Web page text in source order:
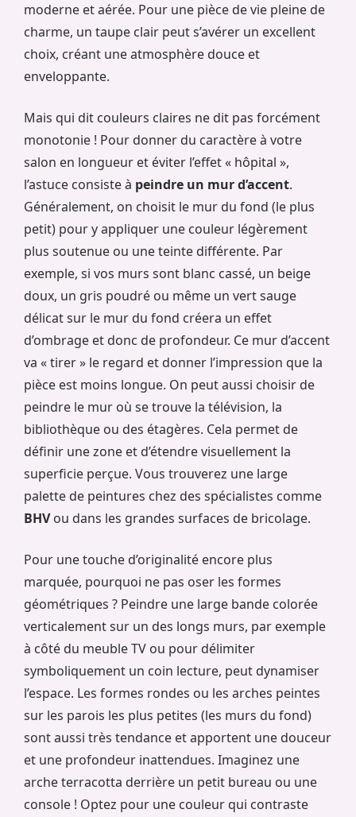
moderne et aérée. Pour une pièce de vie pleine de
charme, un taupe clair peut s’avérer un excellent
choix, créant une atmosphère douce et
enveloppante.
Mais qui dit couleurs claires ne dit pas forcément
monotonie ! Pour donner du caractère à votre
salon en longueur et éviter l’effet « hôpital »,
l’astuce consiste à peindre un mur d’accent.
Généralement, on choisit le mur du fond (le plus
petit) pour y appliquer une couleur légèrement
plus soutenue ou une teinte différente. Par
exemple, si vos murs sont blanc cassé, un beige
doux, un gris poudré ou même un vert sauge
délicat sur le mur du fond créera un effet
d’ombrage et donc de profondeur. Ce mur d’accent
va « tirer » le regard et donner l’impression que la
pièce est moins longue. On peut aussi choisir de
peindre le mur où se trouve la télévision, la
bibliothèque ou des étagères. Cela permet de
définir une zone et d’étendre visuellement la
superficie perçue. Vous trouverez une large
palette de peintures chez des spécialistes comme
BHVou dans les grandes surfaces de bricolage.
Pour une touche d’originalité encore plus
marquée, pourquoi ne pas oser les formes
géométriques ? Peindre une large bande colorée
verticalement sur un des longs murs, par exemple
à côté du meuble TV ou pour délimiter
symboliquement un coin lecture, peut dynamiser
l’espace. Les formes rondes ou les arches peintes
sur les parois les plus petites (les murs du fond)
sont aussi très tendance et apportent une douceur
et une profondeur inattendues. Imaginez une
arche terracotta derrière un petit bureau ou une
console ! Optez pour une couleur qui contraste